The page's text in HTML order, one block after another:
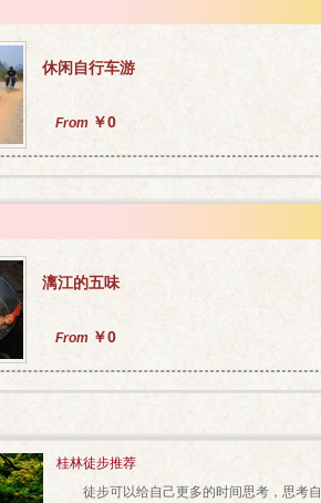
休闲自行车游
From ￥0
漓江的五味
From ￥0
桂林徒步推荐
徒步可以给自己更多的时间思考，思考自